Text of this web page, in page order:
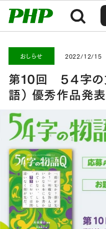
おしらせ 2022/12/15
第10回 ５４字
語） 優秀作品発表